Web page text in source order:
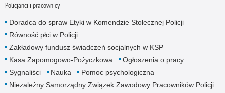
Policjanci i pracownicy
Doradca do spraw Etyki w Komendzie Stołecznej Policji
Równość płci w Policji
Zakładowy fundusz świadczeń socjalnych w KSP
Kasa Zapomogowo-Pożyczkowa
Ogłoszenia o pracy
Sygnaliści
Nauka
Pomoc psychologiczna
Niezależny Samorządny Związek Zawodowy Pracowników Policji